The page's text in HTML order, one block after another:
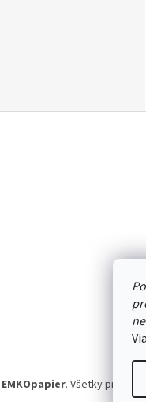
EMKOpapier. Všetky práva